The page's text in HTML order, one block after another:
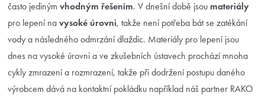
často jediným vhodným řešením. V dnešní době jsou materiály
pro lepení na vysoké úrovni, takže není potřeba bát se zatékání
vody a následného odmrzání dlaždic. Materiály pro lepení jsou
dnes na vysoké úrovni a ve zkušebních ústavech prochází mnoha
cykly zmrazení a rozmrazení, takže při dodržení postupu daného
výrobcem dává na kontaktní pokládku například náš partner RAKO